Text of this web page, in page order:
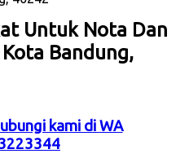
Untuk Nota Dan
Bandung,
kami di WA